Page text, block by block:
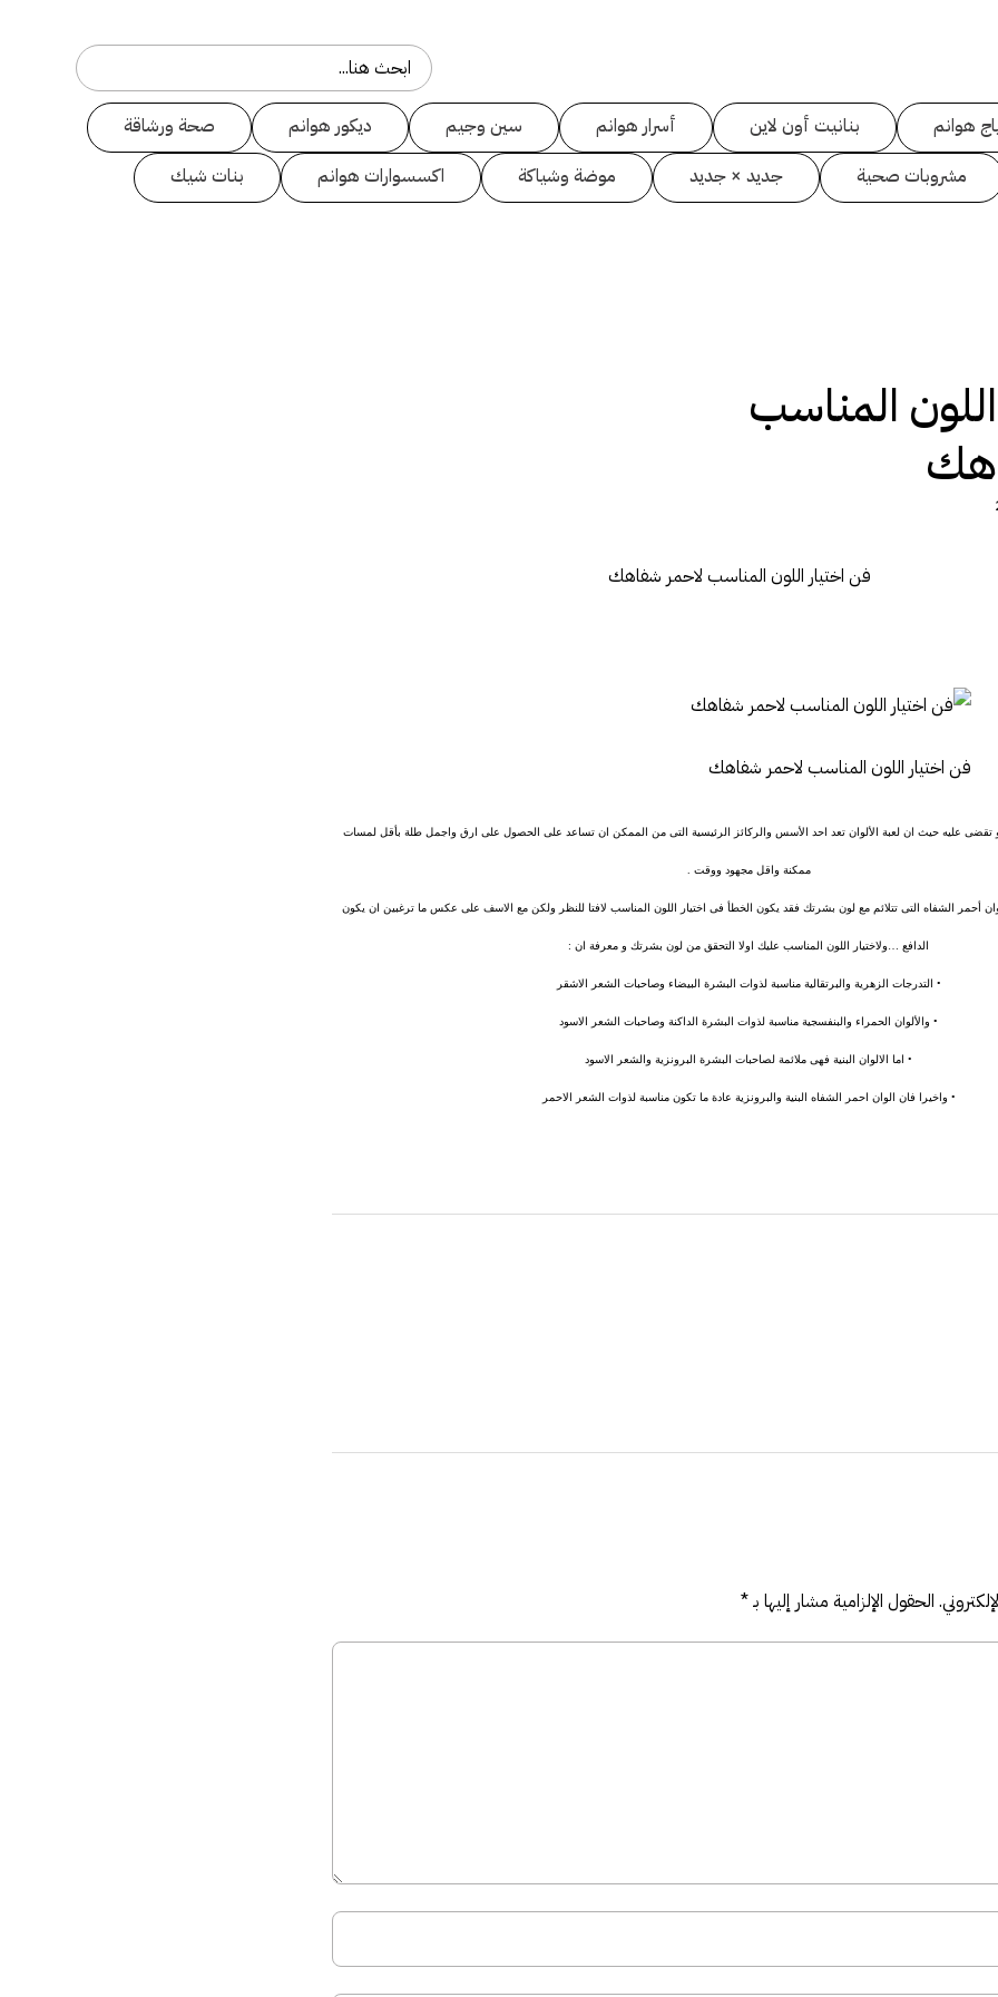
هوانم بنانيت أون لاين أسرار هوانم سين وجيم ديكور هوانم
صحة ورشاقة
مشروبات صحية
جديد × جديد موضة وشياكة اكسسوارات هوانم بنات شيك
المناسب
فن اختيار اللون المناسب لاحمر شفاهك
تقضى عليه حيث ان لعبة الألوان تعد احد الأسس والركائز الرئيسية التى من الممكن ان تساعد على الحصول على ارق واجمل طلة بأقل لمسات
ممكنة واقل مجهود ووقت .
أحمر الشفاه التى تتلائم مع لون بشرتك فقد يكون الخطأ فى اختيار اللون المناسب لافتا للنظر ولكن مع الاسف على عكس ما ترغبين ان يكون
الدافع …ولاختيار اللون المناسب عليك اولا التحقق من لون بشرتك و معرفة ان :
• التدرجات الزهرية والبرتقالية مناسبة لذوات البشرة البيضاء وصاحبات الشعر الاشقر
• والألوان الحمراء والبنفسجية مناسبة لذوات البشرة الداكنة وصاحبات الشعر الاسود
• اما الالوان البنية فهى ملائمة لصاحبات البشرة البرونزية والشعر الاسود
• واخيرا فان الوان احمر الشفاه البنية والبرونزية عادة ما تكون مناسبة لذوات الشعر الاحمر
الحقول الإلزامية مشار إليها بـ*